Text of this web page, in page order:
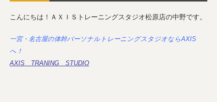
こんにちは！ＡＸＩＳトレーニングスタジオ松原店の中野です。
一宮・名古屋の体幹パーソナルトレーニングスタジオならAXIS
へ！
AXIS TRANING STUDIO